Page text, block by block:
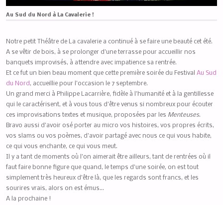
Au Sud du Nord à La Cavalerie !
Notre petit Théâtre de La cavalerie a continué à se faire une beauté cet été.
A se vêtir de bois, à se prolonger d’une terrasse pour accueillir nos
banquets improvisés, à attendre avec impatience sa rentrée.
Et ce fut un bien beau moment que cette première soirée du Festival Au Sud
du Nord , accueillie pour l’occasion le 7 septembre.
Un grand merci à Philippe Lacarrière, fidèle à l’humanité et à la gentillesse
qui le caractérisent, et à vous tous d’être venus si nombreux pour écouter
ces improvisations textes et musique, proposées par les Menteuses.
Bravo aussi d’avoir osé porter au micro vos histoires, vos propres écrits,
vos slams ou vos poèmes, d’avoir partagé avec nous ce qui vous habite,
ce qui vous enchante, ce qui vous meut.
Il y a tant de moments où l’on aimerait être ailleurs, tant de rentrées où il
faut faire bonne figure que quand, le temps d’une soirée, on est tout
simplement très heureux d’être là, que les regards sont francs, et les
sourires vrais, alors on est émus…
A la prochaine !